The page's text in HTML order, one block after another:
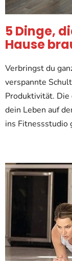
i
k
e
l
5 Dinge,
Hause
Verbringst du
verspannte
Produktivität. Die
dein Leben auf
ins Fitnessstudio